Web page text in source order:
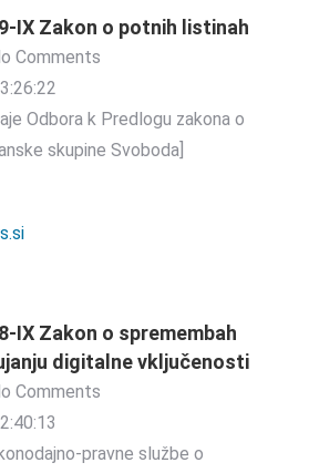
IX Zakon o potnih listinah
Comments
Odbora k Predlogu zakona o
skupine Svoboda]
IX Zakon o spremembah
digitalne vključenosti
Comments
pravne službe o